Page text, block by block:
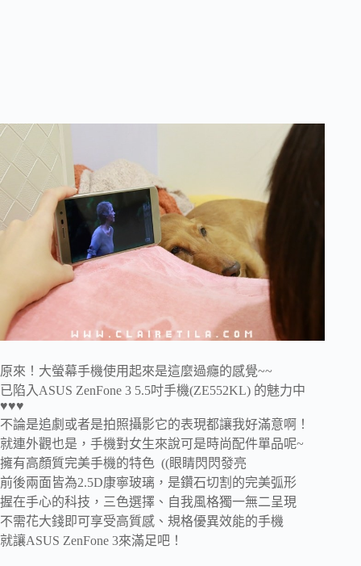
原來！大螢幕手機使用起來是這麼過癮的感覺~~
已陷入ASUS ZenFone 3 5.5吋手機(ZE552KL) 的魅力中
♥♥♥
不論是追劇或者是拍照攝影它的表現都讓我好滿意啊！
就連外觀也是，手機對女生來說可是時尚配件單品呢~
擁有高顏質完美手機的特色 ((眼睛閃閃發亮
前後兩面皆為2.5D康寧玻璃，是鑽石切割的完美弧形
握在手心的科技，三色選擇、自我風格獨一無二呈現
不需花大錢即可享受高質感、規格優異效能的手機
就讓ASUS ZenFone 3來滿足吧！